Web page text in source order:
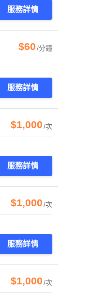
服務詳情
$60/分鐘
服務詳情
$1,000/次
服務詳情
$1,000/次
服務詳情
$1,000/次